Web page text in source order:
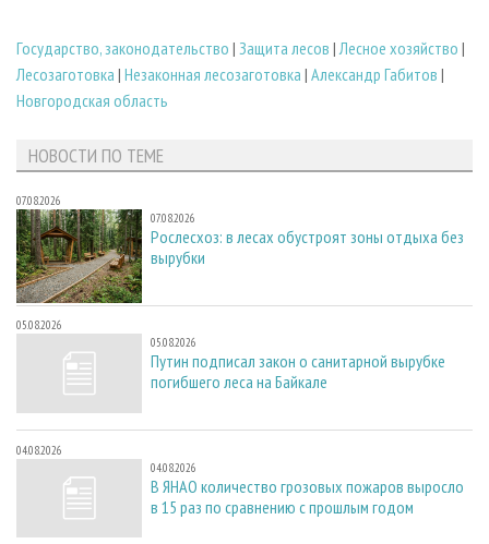
Государство, законодательство | Защита лесов |Лесное хозяйство |
Лесозаготовка | Незаконная лесозаготовка | Александр Габитов |
Новгородская область
НОВОСТИ ПО ТЕМЕ
07.08.2026
07.08.2026
Рослесхоз: в лесах обустроят зоны отдыха без
вырубки
05.08.2026
05.08.2026
Путин подписал закон о санитарной вырубке
погибшего леса на Байкале
04.08.2026
04.08.2026
В ЯНАО количество грозовых пожаров выросло
в 15 раз по сравнению с прошлым годом